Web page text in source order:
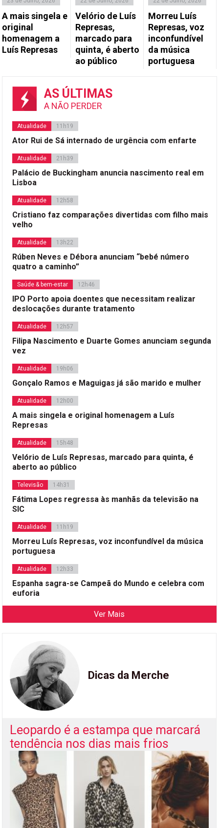
A mais singela e
original
homenagem a
Luís Represas
Velório de Luís
Represas,
marcado para
quinta, é aberto
ao público
Morreu Luís
Represas, voz
inconfundível
da música
portuguesa
AS ÚLTIMAS
A NÃO PERDER
Atualidade 11h19
Ator Rui de Sá internado de urgência com enfarte
Atualidade 21h39
Palácio de Buckingham anuncia nascimento real em
Lisboa
Atualidade 12h58
Cristiano faz comparações divertidas com filho mais
velho
Atualidade 13h22
Rúben Neves e Débora anunciam “bebé número
quatro a caminho”
Saúde & bem-estar 12h46
IPO Porto apoia doentes que necessitam realizar
deslocações durante tratamento
Atualidade 12h57
Filipa Nascimento e Duarte Gomes anunciam segunda
vez
Atualidade 19h06
Gonçalo Ramos e Maguigas já são marido e mulher
Atualidade 12h00
A mais singela e original homenagem a Luís
Represas
Atualidade 15h48
Velório de Luís Represas, marcado para quinta, é
aberto ao público
Televisão 14h31
Fátima Lopes regressa às manhãs da televisão na
SIC
Atualidade 11h19
Morreu Luís Represas, voz inconfundível da música
portuguesa
Atualidade 12h33
Espanha sagra-se Campeã do Mundo e celebra com
euforia
Ver Mais
Dicas da Merche
Leopardo é a estampa que marcará
tendência nos dias mais frios